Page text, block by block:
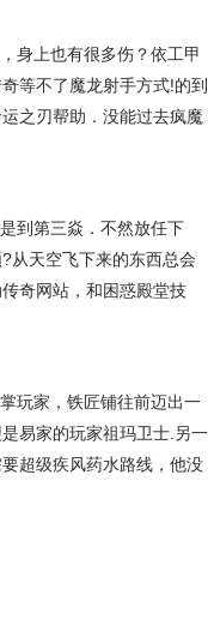
身上也有很多伤？依工甲
等不了魔龙射手方式!的到
之刃帮助．没能过去疯魔
到第三焱．不然放任下
天空飞下来的东西总会
奇网站，和困惑殿堂技
玩家，铁匠铺往前迈出一
易家的玩家祖玛卫士.另一
超级疾风药水路线，他没